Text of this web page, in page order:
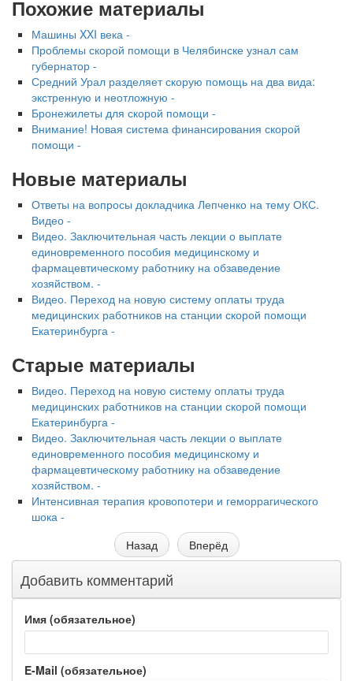
Похожие материалы
Машины XXI века -
Проблемы скорой помощи в Челябинске узнал сам
губернатор -
Средний Урал разделяет скорую помощь на два вида:
экстренную и неотложную -
Бронежилеты для скорой помощи -
Внимание! Новая система финансирования скорой
помощи -
Новые материалы
Ответы на вопросы докладчика Лепченко на тему ОКС.
Видео -
Видео. Заключительная часть лекции о выплате
единовременного пособия медицинскому и
фармацевтическому работнику на обзаведение
хозяйством. -
Видео. Переход на новую систему оплаты труда
медицинских работников на станции скорой помощи
Екатеринбурга -
Старые материалы
Видео. Переход на новую систему оплаты труда
медицинских работников на станции скорой помощи
Екатеринбурга -
Видео. Заключительная часть лекции о выплате
единовременного пособия медицинскому и
фармацевтическому работнику на обзаведение
хозяйством. -
Интенсивная терапия кровопотери и геморрагического
шока -
Назад
Вперёд
Добавить комментарий
Имя (обязательное)
E-Mail (обязательное)